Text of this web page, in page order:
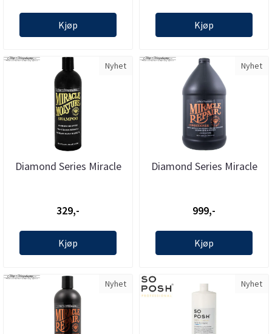
Kjøp Kjøp
Nyhet
Diamond Series Miracle
329,-
Kjøp
Nyhet
Diamond Series Miracle
999,-
Kjøp
Nyhet Nyhet